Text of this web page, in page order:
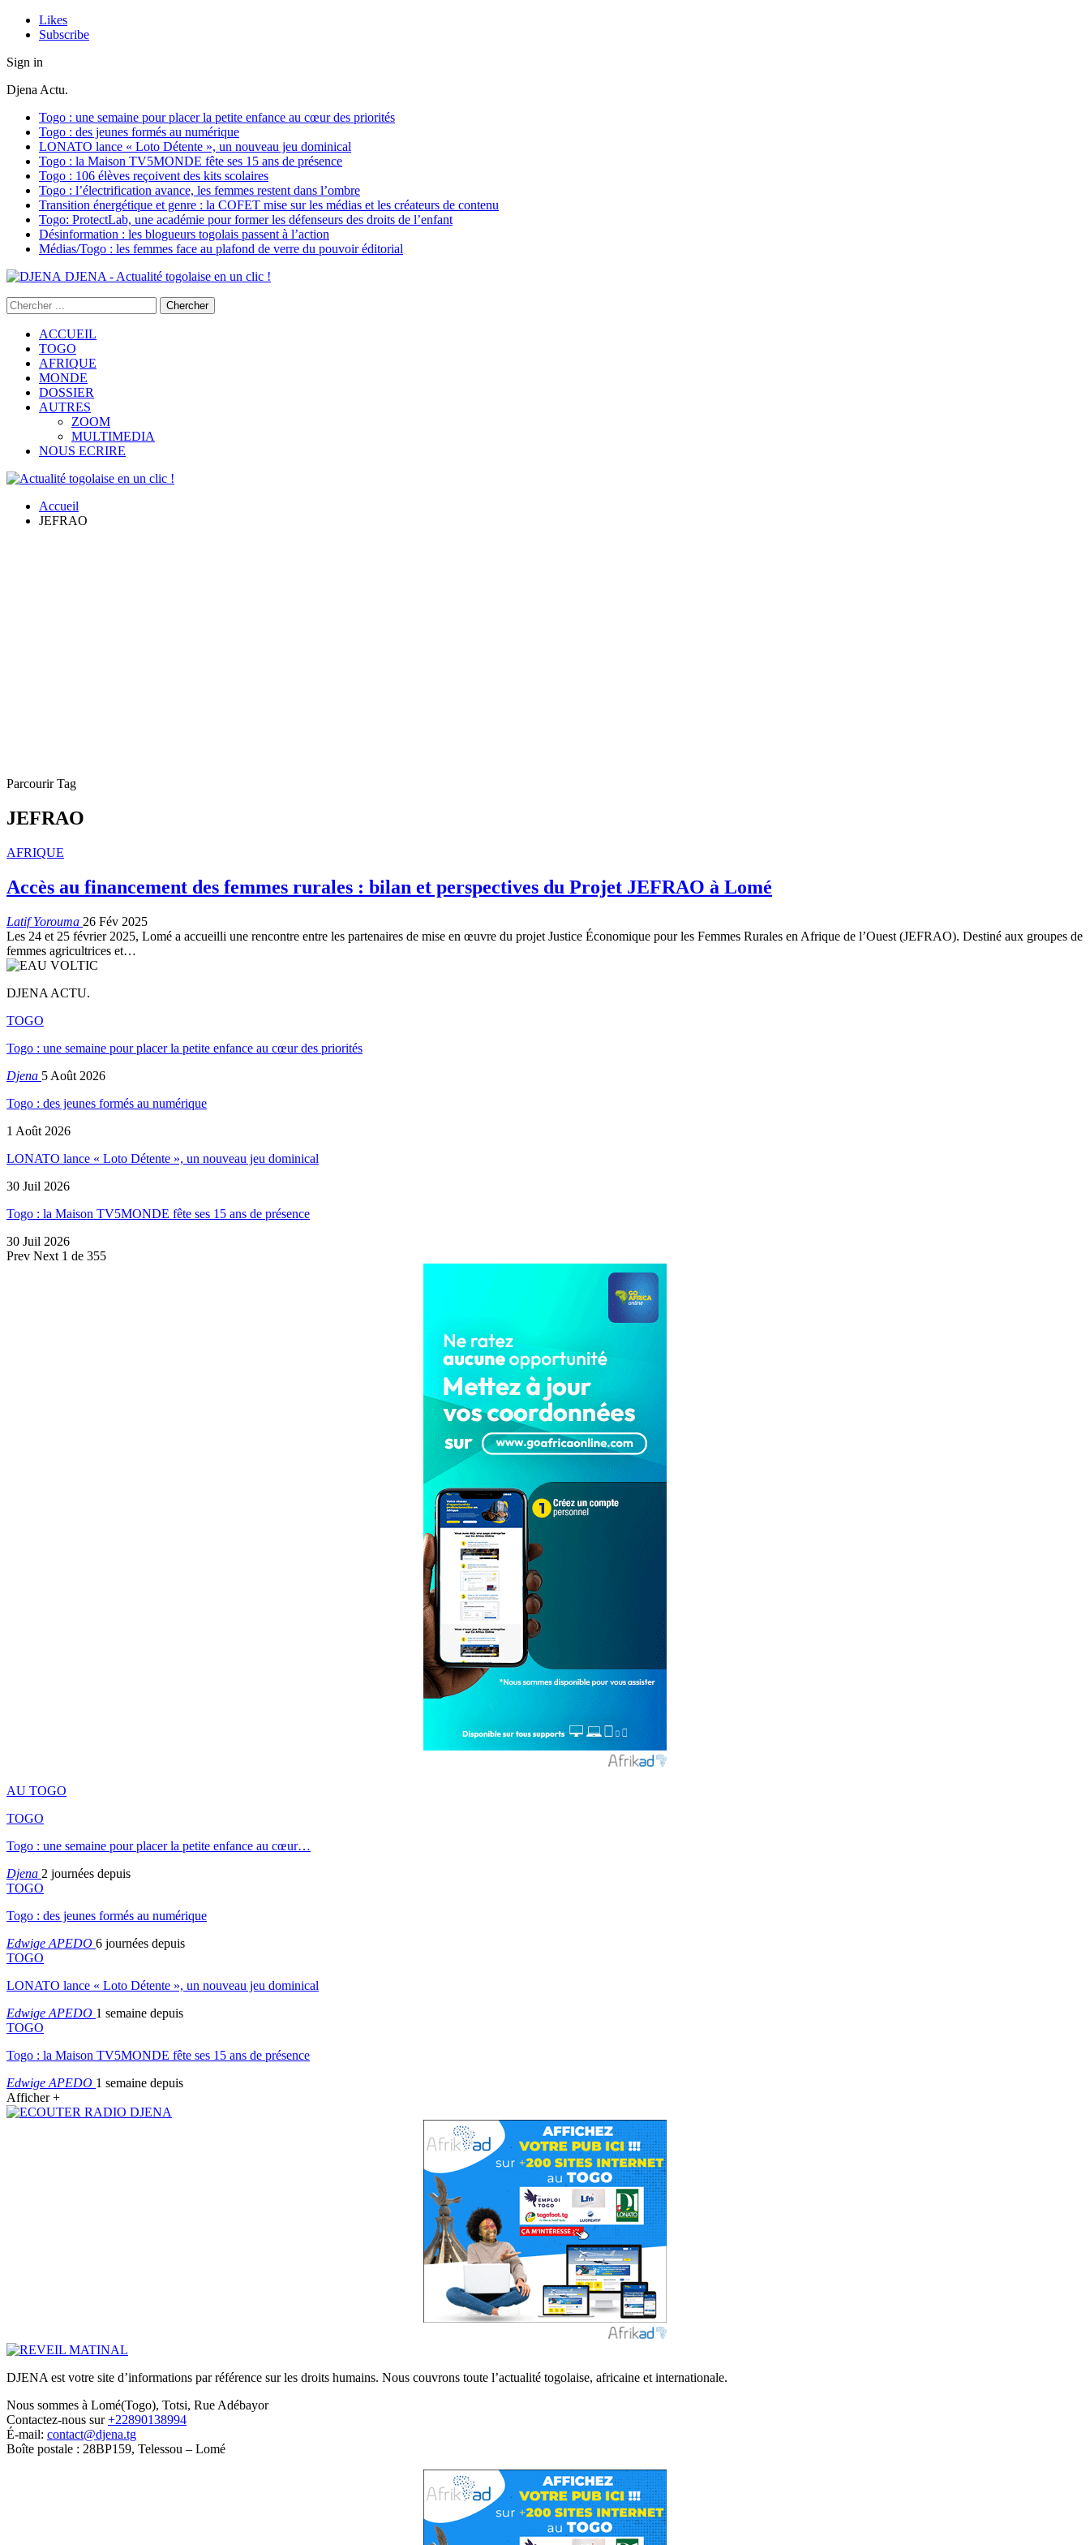
Likes
Subscribe
Sign in
Djena Actu.
Togo : une semaine pour placer la petite enfance au cœur des priorités
Togo : des jeunes formés au numérique
LONATO lance « Loto Détente », un nouveau jeu dominical
Togo : la Maison TV5MONDE fête ses 15 ans de présence
Togo : 106 élèves reçoivent des kits scolaires
Togo : l’électrification avance, les femmes restent dans l’ombre
Transition énergétique et genre : la COFET mise sur les médias et les créateurs de contenu
Togo: ProtectLab, une académie pour former les défenseurs des droits de l’enfant
Désinformation : les blogueurs togolais passent à l’action
Médias/Togo : les femmes face au plafond de verre du pouvoir éditorial
DJENA - Actualité togolaise en un clic !
ACCUEIL
TOGO
AFRIQUE
MONDE
DOSSIER
AUTRES
ZOOM
MULTIMEDIA
NOUS ECRIRE
Accueil
JEFRAO
Parcourir Tag
JEFRAO
AFRIQUE
Accès au financement des femmes rurales : bilan et perspectives du Projet JEFRAO à Lomé
Latif Yorouma 26 Fév 2025
Les 24 et 25 février 2025, Lomé a accueilli une rencontre entre les partenaires de mise en œuvre du projet Justice Économique pour les Femmes Rurales en Afrique de l’Ouest (JEFRAO). Destiné aux groupes de
femmes agricultrices et…
DJENA ACTU.
TOGO
Togo : une semaine pour placer la petite enfance au cœur des priorités
Djena 5 Août 2026
Togo : des jeunes formés au numérique
1 Août 2026
LONATO lance « Loto Détente », un nouveau jeu dominical
30 Juil 2026
Togo : la Maison TV5MONDE fête ses 15 ans de présence
30 Juil 2026
Prev Next 1 de 355
AU TOGO
TOGO
Togo : une semaine pour placer la petite enfance au cœur…
Djena 2 journées depuis
TOGO
Togo : des jeunes formés au numérique
Edwige APEDO 6 journées depuis
TOGO
LONATO lance « Loto Détente », un nouveau jeu dominical
Edwige APEDO 1 semaine depuis
TOGO
Togo : la Maison TV5MONDE fête ses 15 ans de présence
Edwige APEDO 1 semaine depuis
Afficher +
DJENA est votre site d’informations par référence sur les droits humains. Nous couvrons toute l’actualité togolaise, africaine et internationale.
Nous sommes à Lomé(Togo), Totsi, Rue Adébayor
Contactez-nous sur+22890138994
É-mail: contact@djena.tg
Boîte postale : 28BP159, Telessou – Lomé